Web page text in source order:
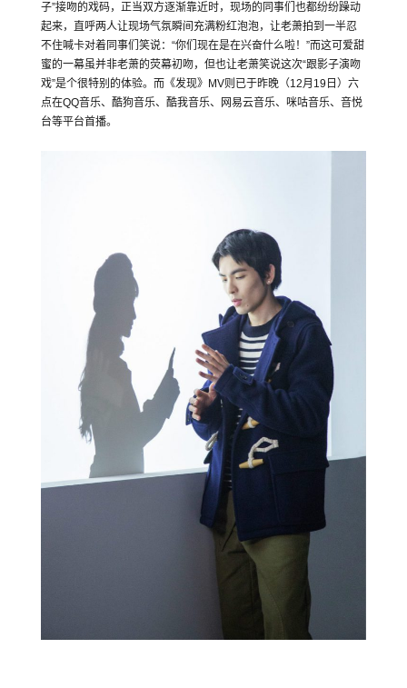
子”接吻的戏码，正当双方逐渐靠近时，现场的同事们也都纷纷躁动
起来，直呼两人让现场气氛瞬间充满粉红泡泡，让老萧拍到一半忍
不住喊卡对着同事们笑说：“你们现在是在兴奋什么啦！”而这可爱甜
蜜的一幕虽并非老萧的荧幕初吻，但也让老萧笑说这次“跟影子演吻
戏”是个很特别的体验。而《发现》MV则已于昨晚（12月19日）六
点在QQ音乐、酷狗音乐、酷我音乐、网易云音乐、咪咕音乐、音悦
台等平台首播。